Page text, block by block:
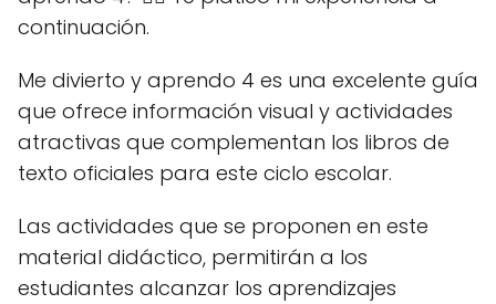
continuación.
Me divierto y aprendo 4 es una excelente guía
que ofrece información visual y actividades
atractivas que complementan los libros de
texto oficiales para este ciclo escolar.
Las actividades que se proponen en este
material didáctico, permitirán a los
estudiantes alcanzar los aprendizajes